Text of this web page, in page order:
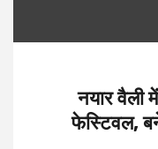
नयार वैली
फेस्टिवल,